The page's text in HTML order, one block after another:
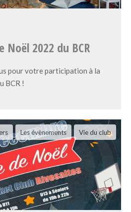
Noël 2022 du BCR
pour votre participation à la
BCR !
Les évènements Vie du club